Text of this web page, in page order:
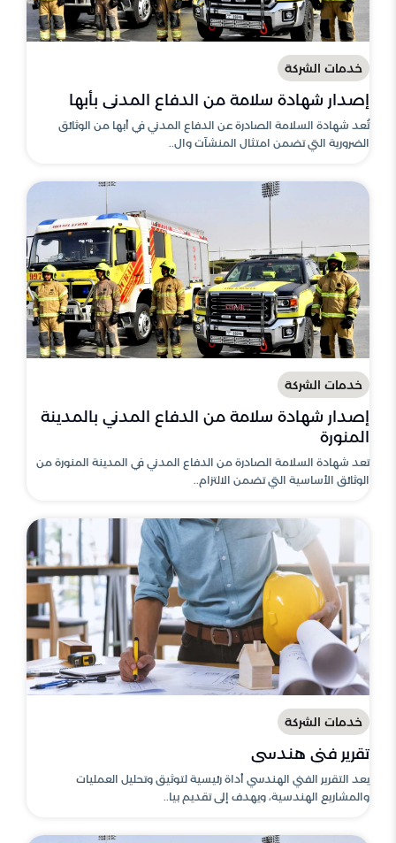
خدمات الشركة
إصدار شهادة سلامة من الدفاع المدني بأبها
تُعد شهادة السلامة الصادرة عن الدفاع المدني في أبها من الوثائق
الضرورية التي تضمن امتثال المنشآت وال..
خدمات الشركة
إصدار شهادة سلامة من الدفاع المدني بالمدينة
المنورة
تعد شهادة السلامة الصادرة من الدفاع المدني في المدينة المنورة من
الوثائق الأساسية التي تضمن الالتزام..
خدمات الشركة
تقرير فني هندسي
يعد التقرير الفني الهندسي أداة رئيسية لتوثيق وتحليل العمليات
والمشاريع الهندسية، ويهدف إلى تقديم بيا..